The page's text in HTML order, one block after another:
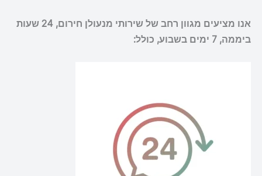
אנו מציעים מגוון רחב של שירותי מנעולן חירום, 24 שעות
ביממה, 7 ימים בשבוע, כולל: